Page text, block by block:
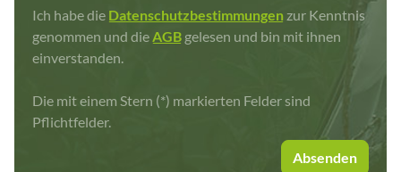
Ich habe die Datenschutzbestimmungen zur Kenntnis
genommen und dieAGB gelesen und bin mit ihnen
einverstanden.
Die mit einem Stern (*) markierten Felder sind
Pflichtfelder.
Absenden